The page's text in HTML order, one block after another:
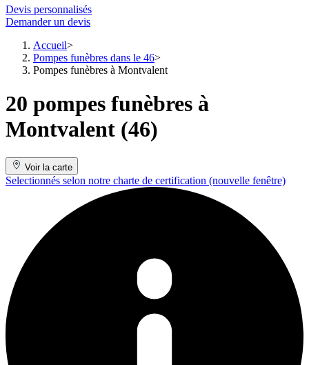
Devis personnalisés
Demander un devis
Accueil
Pompes funèbres dans le 46
Pompes funèbres à Montvalent
20 pompes funèbres à
Montvalent (46)
Voir la carte
Selectionnés selon notre charte de certification (nouvelle fenêtre)